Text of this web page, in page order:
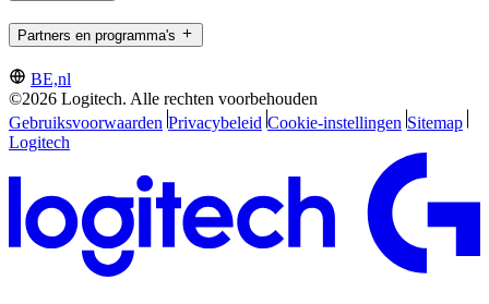
Partners en programma's
BE,nl
©2026 Logitech. Alle rechten voorbehouden
Gebruiksvoorwaarden Privacybeleid Cookie-instellingen Sitemap
Logitech